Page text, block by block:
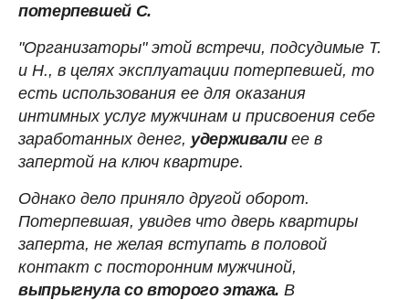
потерпевшей С.
"Организаторы" этой встречи, подсудимые Т.
и Н., в целях эксплуатации потерпевшей, то
есть использования ее для оказания
интимных услуг мужчинам и присвоения себе
заработанных денег, удерживалиее в
запертой на ключ квартире.
Однако дело приняло другой оборот.
Потерпевшая, увидев что дверь квартиры
заперта, не желая вступать в половой
контакт с посторонним мужчиной,
выпрыгнула со второго этажа. В